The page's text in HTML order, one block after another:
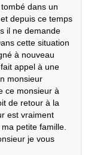
dans un
depuis ce temps
il ne demande
cette situation
à nouveau
appel à une
monsieur
ce monsieur à
de retour à la
est vraiment
petite famille.
je vous